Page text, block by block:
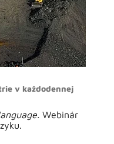
v každodennej
Webinár